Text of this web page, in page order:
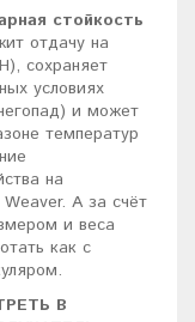
стойкость
отдачу на
сохраняет
условиях
и может
температур
на
А за счёт
и веса
как с
В